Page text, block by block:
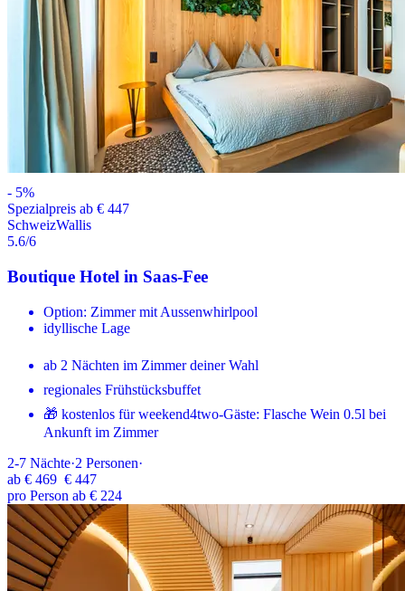
- 5%
Spezialpreis ab € 447
SchweizWallis
5.6/6
Boutique Hotel in Saas-Fee
Option: Zimmer mit Aussenwhirlpool
idyllische Lage
ab 2 Nächten im Zimmer deiner Wahl
regionales Frühstücksbuffet
🎁 kostenlos für weekend4two-Gäste: Flasche Wein 0.5l bei
Ankunft im Zimmer
2-7 Nächte·2 Personen·
ab € 469 € 447
pro Person ab € 224